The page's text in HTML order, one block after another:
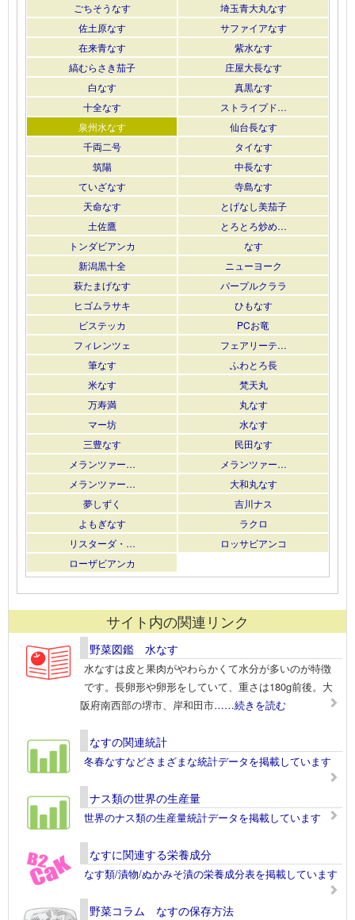
ごちそうなす
埼玉青大丸なす
佐土原なす
サファイアなす
在来青なす
紫水なす
縞むらさき茄子
庄屋大長なす
白なす
真黒なす
十全なす
ストライプド…
泉州水なす
仙台長なす
千両二号
タイなす
筑陽
中長なす
ていざなす
寺島なす
天命なす
とげなし美茄子
土佐鷹
とろとろ炒め…
トンダビアンカ
なす
新潟黒十全
ニューヨーク
萩たまげなす
パープルクララ
ヒゴムラサキ
ひもなす
ビステッカ
PCお竜
フィレンツェ
フェアリーテ…
筆なす
ふわとろ長
米なす
梵天丸
万寿満
丸なす
マー坊
水なす
三豊なす
民田なす
メランツァー…
メランツァー…
メランツァー…
大和丸なす
夢しずく
吉川ナス
よもぎなす
ラクロ
リスターダ・…
ロッサビアンコ
ローザビアンカ
サイト内の関連リンク
野菜図鑑 水なす
水なすは皮と果肉がやわらかくて水分が多いのが特徴
です。長卵形や卵形をしていて、重さは180g前後。大
阪府南西部の堺市、岸和田市……続きを読む
なすの関連統計
冬春なすなどさまざまな統計データを掲載しています
ナス類の世界の生産量
世界のナス類の生産量統計データを掲載しています
なすに関連する栄養成分
なす類/漬物/ぬかみそ漬の栄養成分表を掲載しています
野菜コラム なすの保存方法